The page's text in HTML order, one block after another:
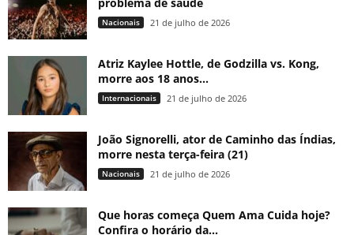
Nacionais 21 de julho de 2026
Atriz Kaylee Hottle, de Godzilla vs. Kong,
morre aos 18 anos...
Internacionais 21 de julho de 2026
João Signorelli, ator de Caminho das Índias,
morre nesta terça-feira (21)
Nacionais 21 de julho de 2026
Que horas começa Quem Ama Cuida hoje?
Confira o horário da...